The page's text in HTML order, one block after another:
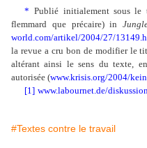
* Publié initialement sous
flemmard que précaire) in
world.com/artikel/2004/27/
la revue a cru bon de modifier le
altérant ainsi le sens du texte,
autorisée (www.krisis.org/2004/
[1] www.labournet.de/
#Textes contre le travail